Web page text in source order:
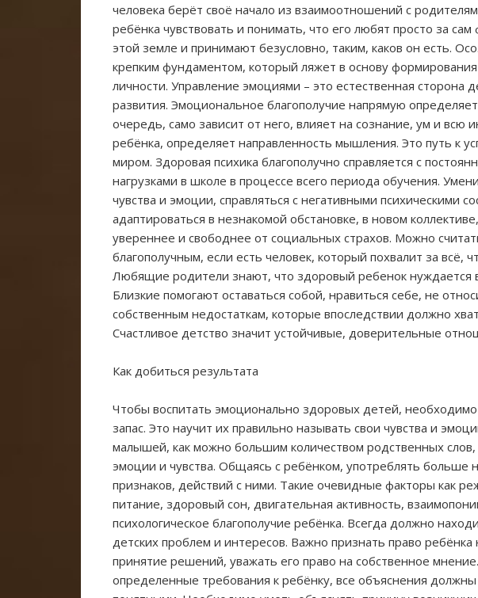
человека берёт своё начало из взаимоотношений с
ребёнка чувствовать и понимать, что его любят просто за
этой земле и принимают безусловно, таким, каков он есть.
крепким фундаментом, который ляжет в основу
личности. Управление эмоциями – это естественная сторона
развития. Эмоциональное благополучие напрямую
очередь, само зависит от него, влияет на сознание, ум и всю
ребёнка, определяет направленность мышления. Это путь к
миром. Здоровая психика благополучно справляется с
нагрузками в школе в процессе всего периода обучения.
чувства и эмоции, справляться с негативными психическими
адаптироваться в незнакомой обстановке, в новом
увереннее и свободнее от социальных страхов. Можно
благополучным, если есть человек, который похвалит за всё,
Любящие родители знают, что здоровый ребенок нуждается
Близкие помогают оставаться собой, нравиться себе, не
собственным недостаткам, которые впоследствии должно
Счастливое детство значит устойчивые, доверительные
Как добиться результата
Чтобы воспитать эмоционально здоровых детей,
запас. Это научит их правильно называть свои чувства и
малышей, как можно большим количеством родственных
эмоции и чувства. Общаясь с ребёнком, употреблять больше
признаков, действий с ними. Такие очевидные факторы как
питание, здоровый сон, двигательная активность,
психологическое благополучие ребёнка. Всегда должно
детских проблем и интересов. Важно признать право ребёнка
принятие решений, уважать его право на собственное
определенные требования к ребёнку, все объяснения